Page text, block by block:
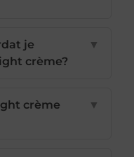
je
crème?
▼
crème
▼